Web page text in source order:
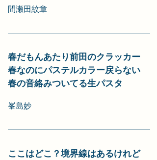
間瀬田紋章
春だもんあたり前田のクラッカー
春なのにパステルカラー戻らない
春の音絡みついてる生パスタ
峯島妙
ここはどこ？境界線はあるけれど